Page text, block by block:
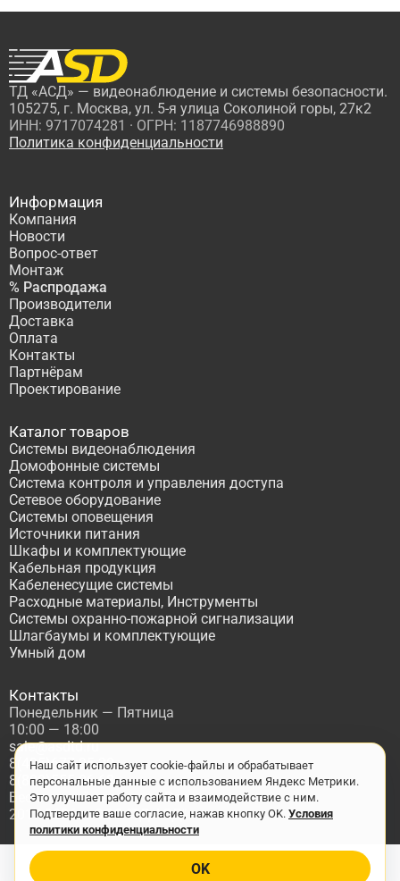
ТД «АСД» — видеонаблюдение и системы безопасности.
105275, г. Москва, ул. 5-я улица Соколиной горы, 27к2
ИНН: 9717074281 · ОГРН: 1187746988890
Политика конфиденциальности
Информация
Компания
Новости
Вопрос-ответ
Монтаж
% Распродажа
Производители
Доставка
Оплата
Контакты
Партнёрам
Проектирование
Каталог товаров
Системы видеонаблюдения
Домофонные системы
Система контроля и управления доступа
Сетевое оборудование
Системы оповещения
Источники питания
Шкафы и комплектующие
Кабельная продукция
Кабеленесущие системы
Расходные материалы, Инструменты
Системы охранно-пожарной сигнализации
Шлагбаумы и комплектующие
Умный дом
Контакты
Понедельник — Пятница
10:00 — 18:00
sale@asdtd.ru
8(495)677-95-20
8(800)555-06-68
Бесплатный звонок по России
2017-2026 г. ООО "ТД АСД"
Наш сайт использует cookie-файлы и обрабатывает
персональные данные с использованием Яндекс Метрики.
Это улучшает работу сайта и взаимодействие с ним.
Подтвердите ваше согласие, нажав кнопку OK. Условия
политики конфиденциальности
OK